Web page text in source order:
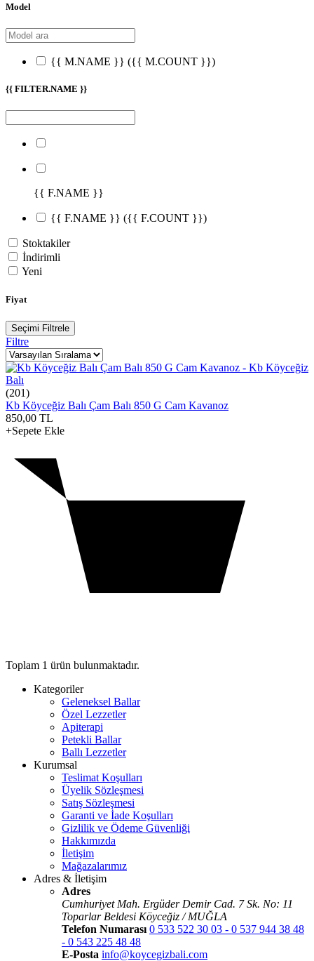
Model
{{ M.NAME }} ({{ M.COUNT }})
{{ FILTER.NAME }}
{{ F.NAME }}
{{ F.NAME }} ({{ F.COUNT }})
Stoktakiler
İndirimli
Yeni
Fiyat
Seçimi Filtrele
Filtre
(201)
Kb Köyceğiz Balı Çam Balı 850 G Cam Kavanoz
850,00 TL
+Sepete Ekle
Toplam 1 ürün bulunmaktadır.
Kategoriler
Geleneksel Ballar
Özel Lezzetler
Apiterapi
Petekli Ballar
Ballı Lezzetler
Kurumsal
Teslimat Koşulları
Üyelik Sözleşmesi
Satış Sözleşmesi
Garanti ve İade Koşulları
Gizlilik ve Ödeme Güvenliği
Hakkımızda
İletişim
Mağazalarımız
Adres & İletişim
Adres
Cumhuriyet Mah. Ergüder Demir Cad. 7 Sk. No: 11
Toparlar Beldesi Köyceğiz / MUĞLA
Telefon Numarası 0 533 522 30 03 - 0 537 944 38 48
- 0 543 225 48 48
E-Posta info@koycegizbali.com